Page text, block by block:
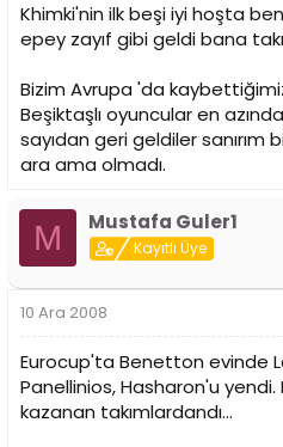
Khimki'nin ilk beşi iyi hoşta
epey zayıf gibi geldi bana
Bizim Avrupa 'da
Beşiktaşlı oyuncular en
sayıdan geri geldiler sanırım
ara ama olmadı.
M Mustafa Guler1
Kayıtlı Üye
10 Ara 2008
Eurocup'ta Benetton evinde
Panellinios, Hasharon'u
kazanan takımlardandı...